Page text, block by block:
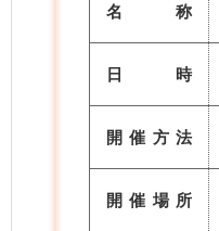
名 称
日 時
開催方法
開催場所